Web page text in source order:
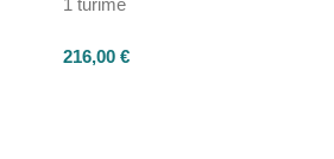
1 turime
216,00 €